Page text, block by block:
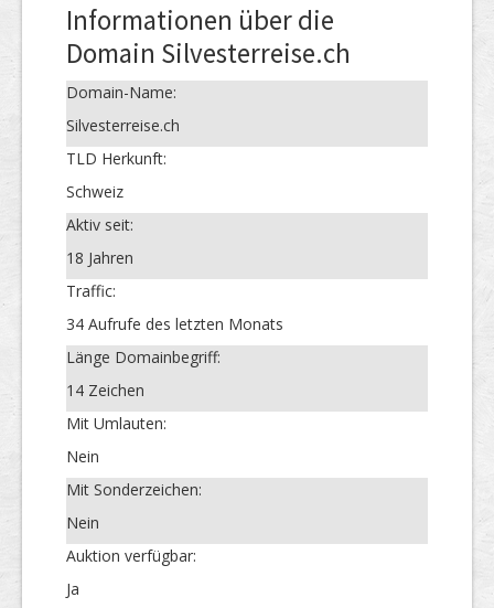
Informationen über die
Domain Silvesterreise.ch
Domain-Name:
Silvesterreise.ch
TLD Herkunft:
Schweiz
Aktiv seit:
18 Jahren
Traffic:
34 Aufrufe des letzten Monats
Länge Domainbegriff:
14 Zeichen
Mit Umlauten:
Nein
Mit Sonderzeichen:
Nein
Auktion verfügbar:
Ja